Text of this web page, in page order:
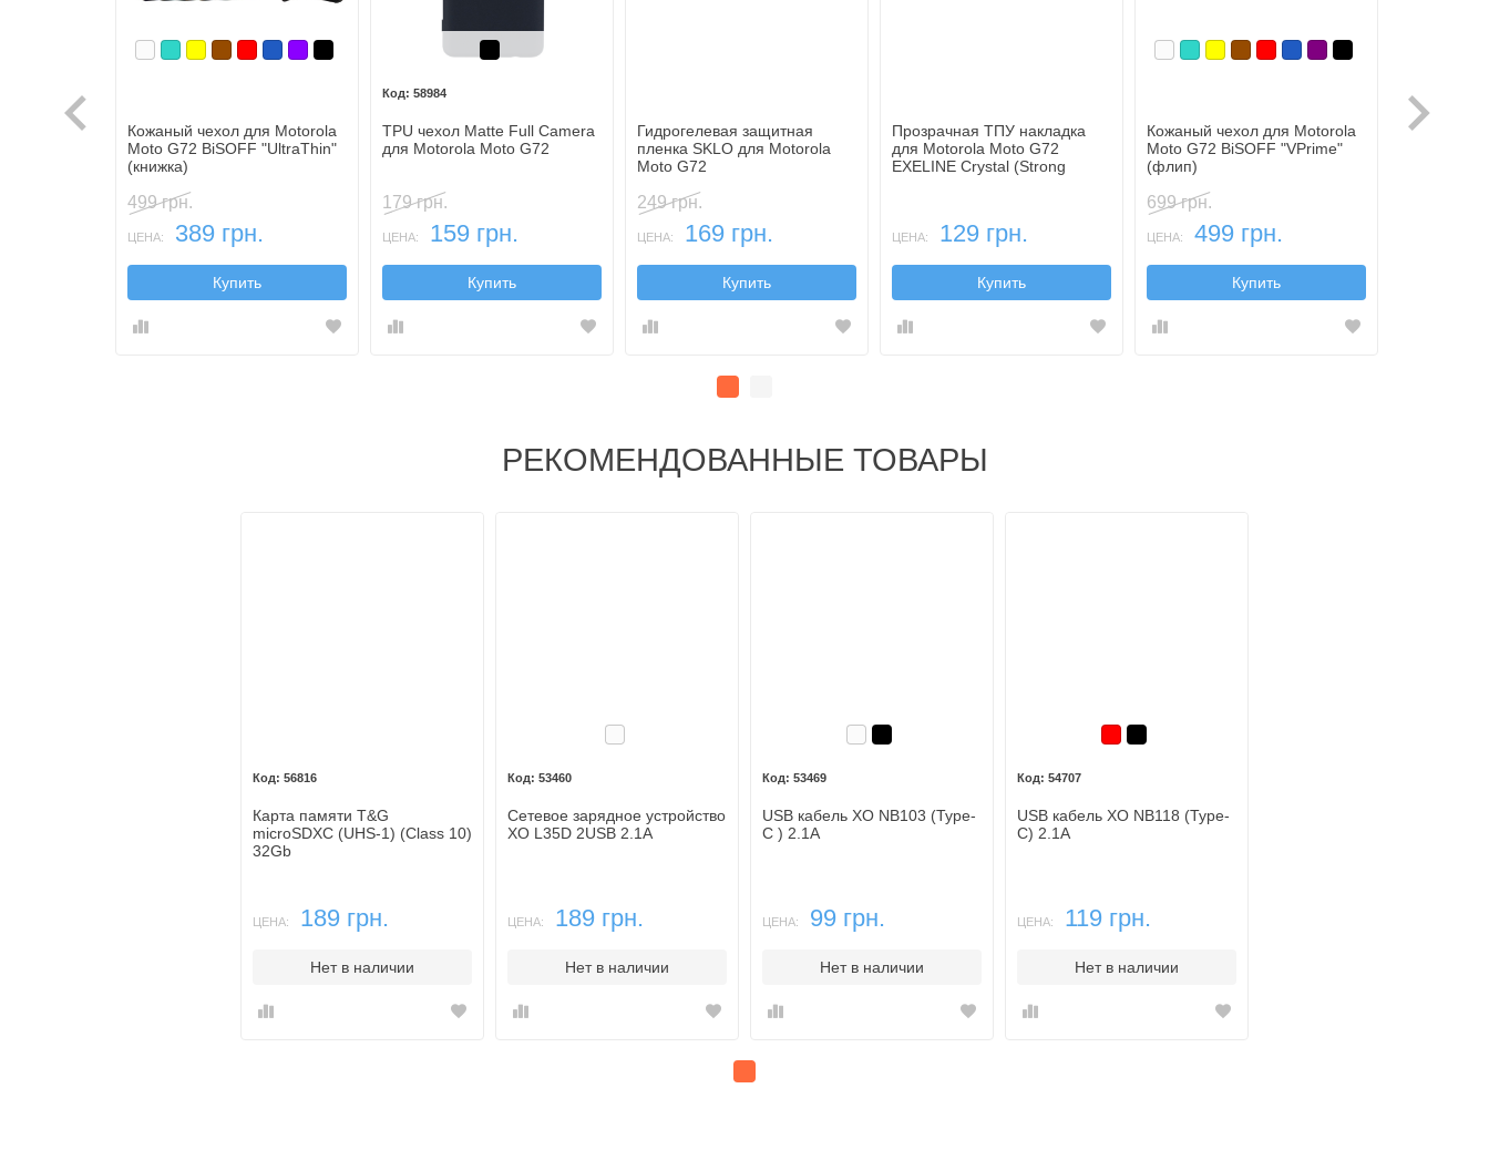
БелыйБирюзовый
Желтый
Коричневый
Красный
Синий, темный
Фиолетовый
Черный
Кожаный чехол для Motorola
Moto G72 BiSOFF "UltraThin"
(книжка)
499 грн.
ЦЕНА: 389 грн.
Купить
Черный
58984
TPU чехол Matte Full Camera
для Motorola Moto G72
179 грн.
ЦЕНА: 159 грн.
Купить
Гидрогелевая защитная
пленка SKLO для Motorola
Moto G72
249 грн.
ЦЕНА: 169 грн.
Купить
Прозрачная ТПУ накладка
для Motorola Moto G72
EXELINE Crystal (Strong
ЦЕНА: 129 грн.
Купить
БелыйБирюзовый
Желтый
Коричневый
Красный
Синий, темный
Фиолетовый, темный
Черный
Кожаный чехол для Motorola
Moto G72 BiSOFF "VPrime"
(флип)
699 грн.
ЦЕНА: 499 грн.
Купить
Чехол для
РЕКОМЕНДОВАННЫЕ ТОВАРЫ
56816
Карта памяти T&G
microSDXC (UHS-1) (Class 10)
32Gb
ЦЕНА: 189 грн.
Нет в наличии
Белый
53460
Сетевое зарядное устройство
XO L35D 2USB 2.1A
ЦЕНА: 189 грн.
Нет в наличии
БелыйЧерный
53469
USB кабель XO NB103 (Type-
C ) 2.1A
ЦЕНА: 99 грн.
Нет в наличии
Красный
Черный
54707
USB кабель XO NB118 (Type-
C) 2.1A
ЦЕНА: 119 грн.
Нет в наличии